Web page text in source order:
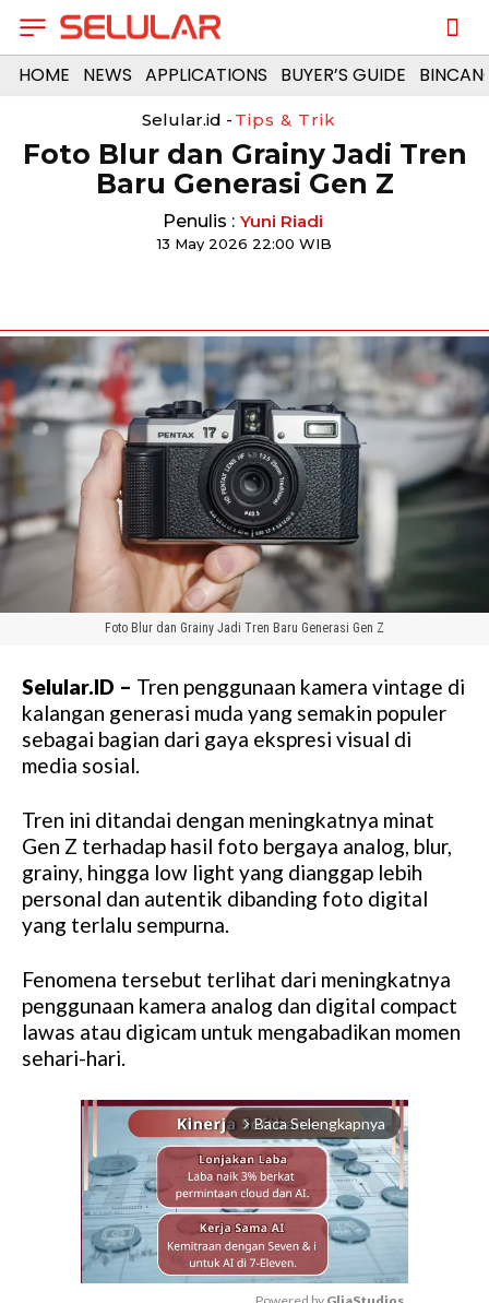
HOME NEWS APPLICATIONS BUYER’S GUIDE
Selular.id - Tips & Trik
Foto Blur dan Grainy Jadi Tren
Baru Generasi Gen Z
Penulis : Yuni Riadi
13 May 2026 22:00 WIB
Foto Blur dan Grainy Jadi Tren Baru Generasi Gen Z
Selular.ID – Tren penggunaan kamera vintage di
kalangan generasi muda yang semakin populer
sebagai bagian dari gaya ekspresi visual di
media sosial.
Tren ini ditandai dengan meningkatnya minat
Gen Z terhadap hasil foto bergaya analog, blur,
grainy, hingga low light yang dianggap lebih
personal dan autentik dibanding foto digital
yang terlalu sempurna.
Fenomena tersebut terlihat dari meningkatnya
penggunaan kamera analog dan digital compact
lawas atau digicam untuk mengabadikan momen
sehari-hari.
arrow_forward_ios Baca Selengkapnya